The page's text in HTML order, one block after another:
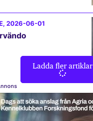
, 2026-06-01
Ladda fler artiklar